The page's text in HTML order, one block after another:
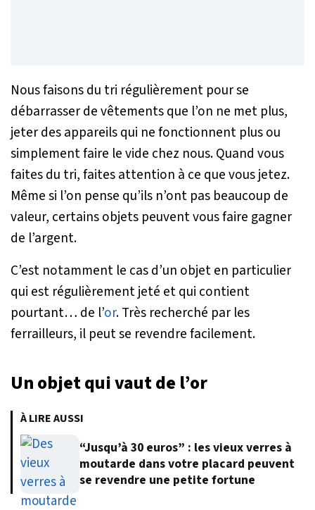
Nous faisons du tri régulièrement pour se
débarrasser de vêtements que l’on ne met plus,
jeter des appareils qui ne fonctionnent plus ou
simplement faire le vide chez nous. Quand vous
faites du tri, faites attention à ce que vous jetez.
Même si l’on pense qu’ils n’ont pas beaucoup de
valeur, certains objets peuvent vous faire gagner
de l’argent.
C’est notamment le cas d’un objet en particulier
qui est régulièrement jeté et qui contient
pourtant… de l’or. Très recherché par les
ferrailleurs, il peut se revendre facilement.
Un objet qui vaut de l’or
À LIRE AUSSI
“Jusqu’à 30 euros” : les vieux verres à
moutarde dans votre placard peuvent
se revendre une petite fortune